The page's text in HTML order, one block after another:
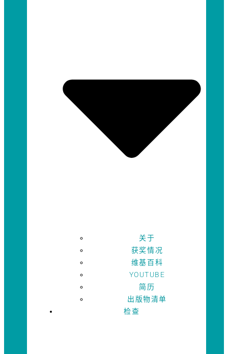
关于
获奖情况
维基百科
YOUTUBE
简历
出版物清单
检查